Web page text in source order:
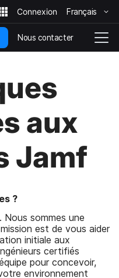
Français
N
a
o
Nous contacter
aux
Jamf
?
Nous sommes une
est de vous aider
initiale aux
certifiés
pour concevoir,
environnement